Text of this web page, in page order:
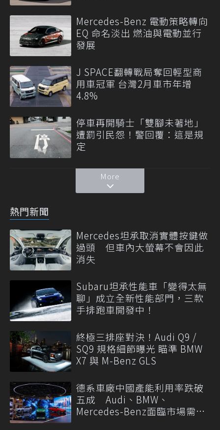
Mercedes-Benz 電動策略轉向
EQ 命名淡出 燃油與電動並行
發展
J SPACE翻轉戰局奪回輕型商
用車冠軍 台灣2月車市年增
4.8%
停車再開騎士「雙腳未著地」
遭罰引民怨！警回覆：這是規
定
More
熱門新聞
Mercedes坦承取消實體按鍵做
過頭 但車內大螢幕不會因此
消失
Subaru坦承性能車「變得太無
聊」成立全新性能部門，三款
手排跑車開發中！
終極三排座對決！Audi Q9 /
SQ9 規格細節曝光 瞄準 BMW
X7 與 M-Benz GLS
德系車廠中國產能利用率跌破
五成 Audi、BMW、
Mercedes-Benz面臨市場需求